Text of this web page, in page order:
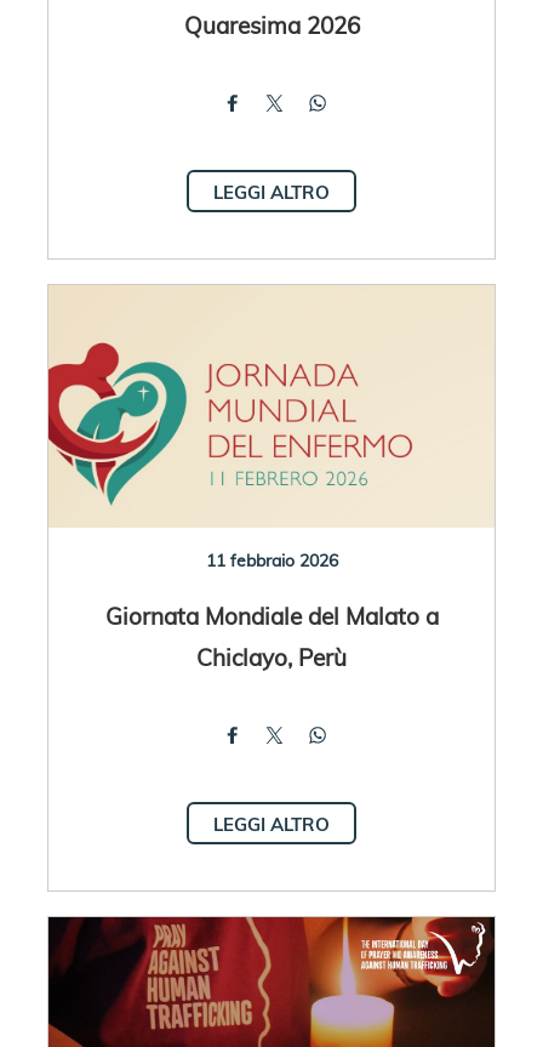
Quaresima 2026
LEGGI ALTRO
11 febbraio 2026
Giornata Mondiale del Malato a
Chiclayo, Perù
LEGGI ALTRO